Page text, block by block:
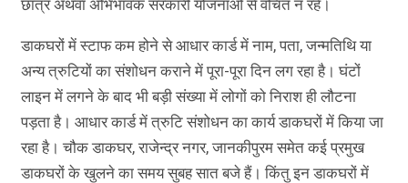
छात्र अथवा अभिभावक सरकारी योजनाओं से वंचित न रहें।
डाकघरों में स्टाफ कम होने से आधार कार्ड में नाम, पता, जन्मतिथि या
अन्य त्रुटियों का संशोधन कराने में पूरा-पूरा दिन लग रहा है। घंटों
लाइन में लगने के बाद भी बड़ी संख्या में लोगों को निराश ही लौटना
पड़ता है। आधार कार्ड में त्रुटि संशोधन का कार्य डाकघरों में किया जा
रहा है। चौक डाकघर, राजेन्द्र नगर, जानकीपुरम समेत कई प्रमुख
डाकघरों के खुलने का समय सुबह सात बजे हैं। किंतु इन डाकघरों में